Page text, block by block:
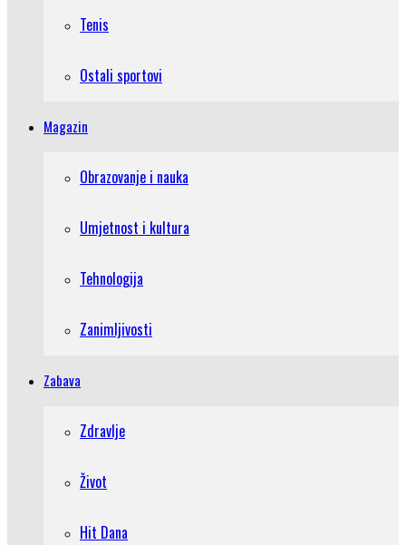
Tenis
Ostali sportovi
Magazin
Obrazovanje i nauka
Umjetnost i kultura
Tehnologija
Zanimljivosti
Zabava
Zdravlje
Život
Hit Dana